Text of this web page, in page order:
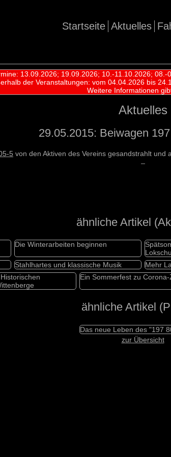
Aktuelles
Startseite
13.09.2026; 19.09.2026; 10.-11.10.2026;
der Veranstaltungen:vom 04.04.2026 bis
Weitere Informationen
Aktuelles
29.05.2015: Beiwagen
5 von den Aktiven des Vereins gesandstrahlt und
ähnliche Artikel
Die Winterarbeiten beginnen
Stahlhartes und klassische Musik Mehr
Ein Sommerfest zu Corona-
ähnliche Artikel
Das neue Leben des "197
zur Übersicht